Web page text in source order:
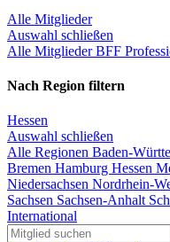
Alle Mitglieder
Auswahl schließen
Alle MitgliederBFF
Nach Region filtern
Hessen
Auswahl schließen
Alle Regionen Baden-
Bremen Hamburg Hessen
Niedersachsen Nordrhein-
Sachsen Sachsen-Anhalt
International